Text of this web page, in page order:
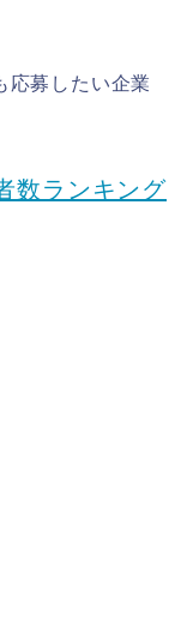
応募したい企業
数ランキング